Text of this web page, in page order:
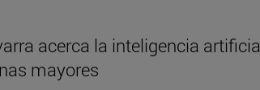
acerca la inteligencia
mayores